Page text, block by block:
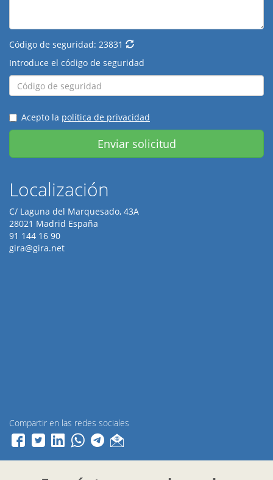
Código de seguridad: 23831
Introduce el código de seguridad
Acepto la política de privacidad
Enviar solicitud
Localización
C/ Laguna del Marquesado, 43A
28021 Madrid España
91 144 16 90
gira@gira.net
Compartir en las redes sociales